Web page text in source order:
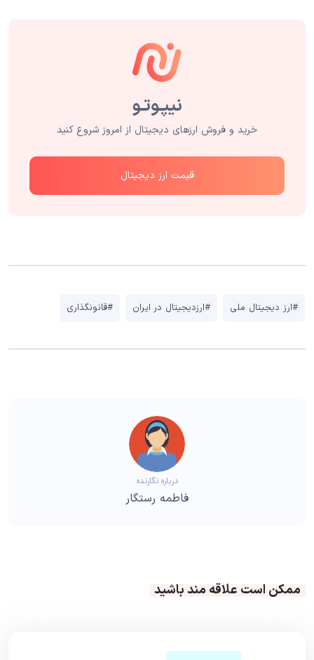
خرید و فروش ارزهای دیجیتال از امروز شروع کنید
قیمت ارز دیجیتال
#ارز دیجیتال ملی #ارزدیجیتال در ایران #قانونگذاری
درباره نگارنده
فاطمه رستگار
ممکن است علاقه مند باشید